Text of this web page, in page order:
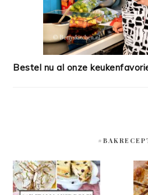
Bestel nu al onze